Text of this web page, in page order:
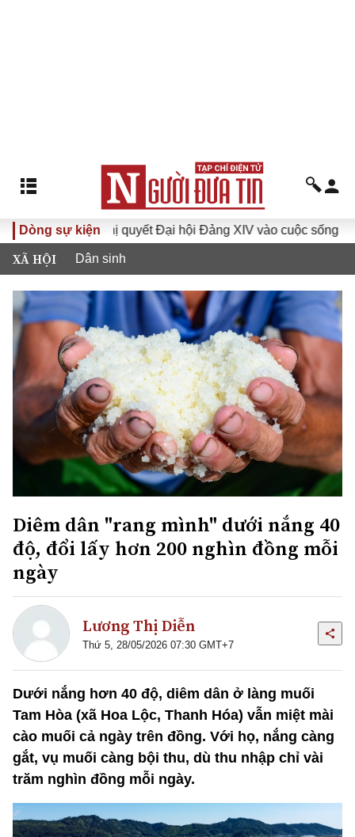
Dòng sự kiện
quyết Đại hội Đảng XIV vào cuộc sống Hướng tới Đại
XÃ HỘI Dân sinh
Diêm dân "rang mình" dưới nắng 40
độ, đổi lấy hơn 200 nghìn đồng mỗi
ngày
Lương Thị Diễn
Thứ 5, 28/05/2026 07:30 GMT+7
Dưới nắng hơn 40 độ, diêm dân ở làng muối
Tam Hòa (xã Hoa Lộc, Thanh Hóa) vẫn miệt mài
cào muối cả ngày trên đồng. Với họ, nắng càng
gắt, vụ muối càng bội thu, dù thu nhập chỉ vài
trăm nghìn đồng mỗi ngày.